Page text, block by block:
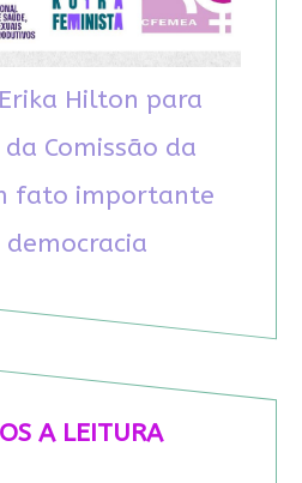
Hilton para
Comissão da
fato importante
A LEITURA